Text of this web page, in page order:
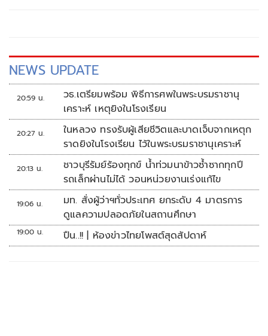
NEWS UPDATE
20:59 น.
วธ.เตรียมพร้อม พิธีการศพในพระบรมราชานุ
เคราะห์ เหตุยิงในโรงเรียน
20:27 น.
ในหลวง ทรงรับผู้เสียชีวิตและบาดเจ็บจากเหตุก
ราดยิงในโรงเรียน ไว้ในพระบรมราชานุเคราะห์
20:13 น.
ชาวบุรีรัมย์ร้องทุกข์ น้ำท่วมนาข้าวซ้ำซากทุกปี
รถเล็กผ่านไม่ได้ วอนหน่วยงานเร่งแก้ไข
19:06 น.
มท. สั่งผู้ว่าฯทั่วประเทศ ยกระดับ 4 มาตรการ
ดูแลความปลอดภัยในสถานศึกษา
19:00 น. ปืน..!! | ห้องข่าวไทยโพสต์สุดสัปดาห์